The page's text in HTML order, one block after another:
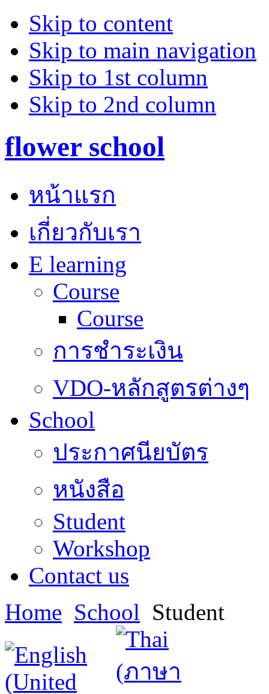
Skip to content
Skip to main navigation
Skip to 1st column
Skip to 2nd column
flower school
หน้าแรก
เกี่ยวกับเรา
E learning
Course
Course
การชำระเงิน
VDO-หลักสูตรต่างๆ
School
ประกาศนียบัตร
หนังสือ
Student
Workshop
Contact us
Home School Student